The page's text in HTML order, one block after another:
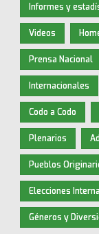
Informes y
Videos
Prensa Nacional
Internacionales
Codo a Codo
Plenarios
Pueblos
Elecciones
Géneros y